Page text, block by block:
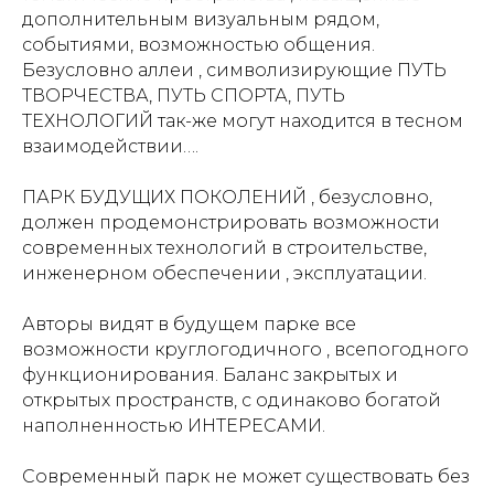
дополнительным визуальным рядом,
событиями, возможностью общения.
Безусловно аллеи , символизирующие ПУТЬ
ТВОРЧЕСТВА, ПУТЬ СПОРТА, ПУТЬ
ТЕХНОЛОГИЙ так-же могут находится в тесном
взаимодействии….
ПАРК БУДУЩИХ ПОКОЛЕНИЙ , безусловно,
должен продемонстрировать возможности
современных технологий в строительстве,
инженерном обеспечении , эксплуатации.
Авторы видят в будущем парке все
возможности круглогодичного , всепогодного
функционирования. Баланс закрытых и
открытых пространств, с одинаково богатой
наполненностью ИНТЕРЕСАМИ.
Современный парк не может существовать без